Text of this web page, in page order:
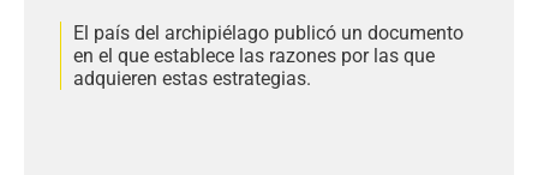
El país del archipiélago publicó un documento
en el que establece las razones por las que
adquieren estas estrategias.